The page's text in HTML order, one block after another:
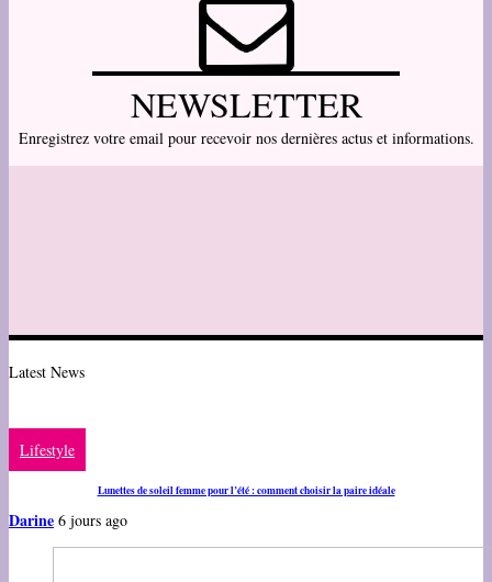
NEWSLETTER
Enregistrez votre email pour recevoir nos dernières actus et informations.
Latest News
Lifestyle
Lunettes de soleil femme pour l’été : comment choisir la paire idéale
Darine 6 jours ago